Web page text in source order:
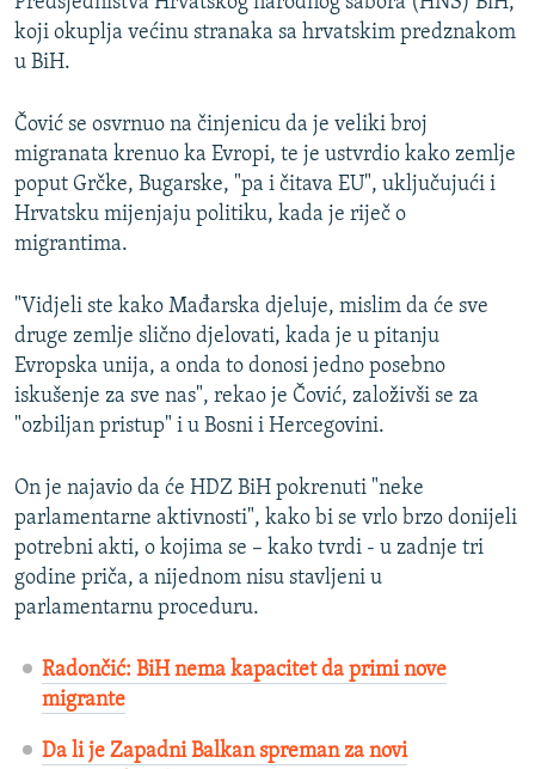
koji okuplja većinu stranaka sa hrvatskim predznakom
u BiH.
Čović se osvrnuo na činjenicu da je veliki broj
migranata krenuo ka Evropi, te je ustvrdio kako zemlje
poput Grčke, Bugarske, "pa i čitava EU", uključujući i
Hrvatsku mijenjaju politiku, kada je riječ o
migrantima.
"Vidjeli ste kako Mađarska djeluje, mislim da će sve
druge zemlje slično djelovati, kada je u pitanju
Evropska unija, a onda to donosi jedno posebno
iskušenje za sve nas", rekao je Čović, založivši se za
"ozbiljan pristup" i u Bosni i Hercegovini.
On je najavio da će HDZ BiH pokrenuti "neke
parlamentarne aktivnosti", kako bi se vrlo brzo donijeli
potrebni akti, o kojima se – kako tvrdi - u zadnje tri
godine priča, a nijednom nisu stavljeni u
parlamentarnu proceduru.
Radončić: BiH nema kapacitet da primi nove
migrante
Da li je Zapadni Balkan spreman za novi